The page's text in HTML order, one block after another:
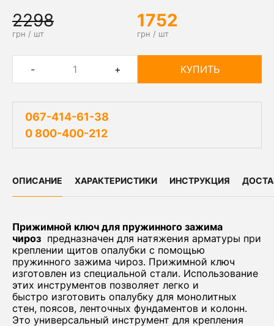
2298
грн / шт
1752
грн / шт
- + КУПИТЬ
067-414-61-38
0 800-400-212
ОПИСАНИЕ ХАРАКТЕРИСТИКИ ИНСТРУКЦИЯ
Прижимной ключ для пружинного зажима
чироз предназначен для натяжения арматуры при
креплении щитов опалубки с помощью
пружинного зажима чироз. Прижимной ключ
изготовлен из специальной стали. Использование
этих инструментов позволяет легко и
быстро изготовить опалубку для монолитных
стен, поясов, ленточных фундаментов и колонн.
Это универсальный инструмент для крепления